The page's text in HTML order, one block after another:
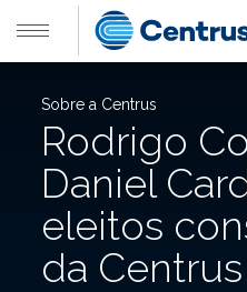
Sobre a Centrus
Rodrigo
Daniel
eleitos
da Centrus